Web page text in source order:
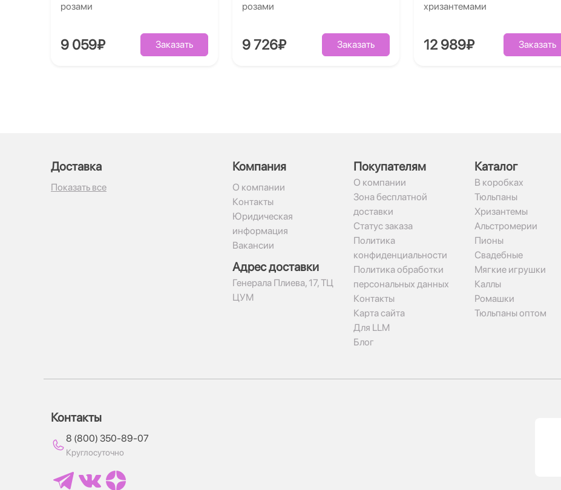
розами
9 059₽ Заказать
розами
9 726₽ Заказать
хризантемами
12 989₽ Заказать
Доставка
Показать все
Компания
О компании
Контакты
Юридическая
информация
Вакансии
Адрес доставки
​Генерала Плиева, 17, ТЦ
ЦУМ
Покупателям
О компании
Зона бесплатной
доставки
Статус заказа
Политика
конфиденциальности
Политика обработки
персональных данных
Контакты
Карта сайта
Для LLM
Блог
Каталог
В коробках
Тюльпаны
Хризантемы
Альстромерии
Пионы
Свадебные
Мягкие игрушки
Каллы
Ромашки
Тюльпаны оптом
Контакты
8 (800) 350-89-07
Круглосуточно